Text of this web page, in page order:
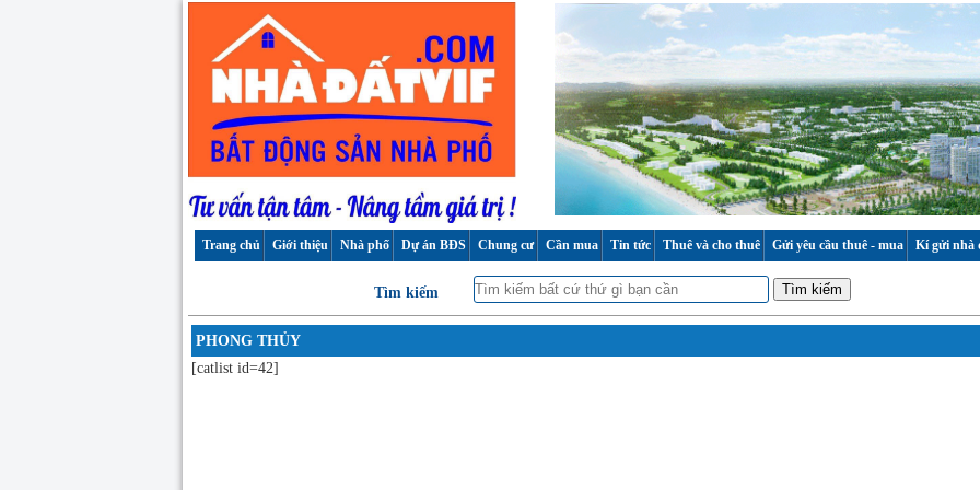
Trang chủ Giới thiệu Nhà phố Dự án BĐS Chung cư Cần mua Tin tức Thuê và cho thuê Gửi yêu cầu thuê - mua Kí gửi nhà
Tìm kiếm Tìm kiếm
PHONG THỦY
[catlist id=42]